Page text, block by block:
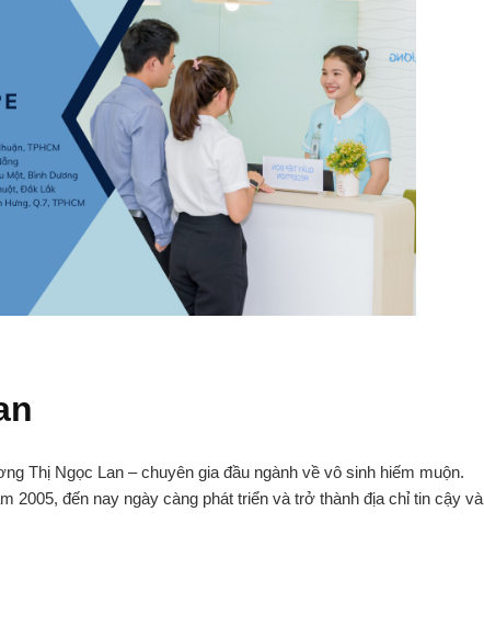
Thị Ngọc Lan – chuyên gia đầu ngành về vô sinh hiếm muộn.
2005, đến nay ngày càng phát triển và trở thành địa chỉ tin cậy và